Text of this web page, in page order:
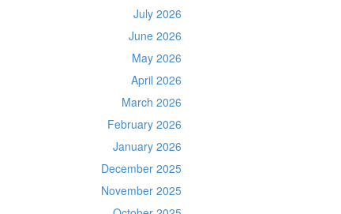
July 2026
June 2026
May 2026
April 2026
March 2026
February 2026
January 2026
December 2025
November 2025